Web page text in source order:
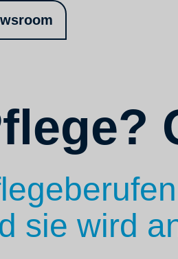
sie wird